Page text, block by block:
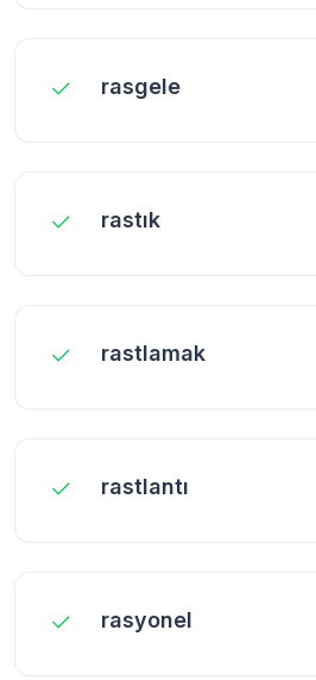
rasgele
rastık
rastlamak
rastlantı
rasyonel